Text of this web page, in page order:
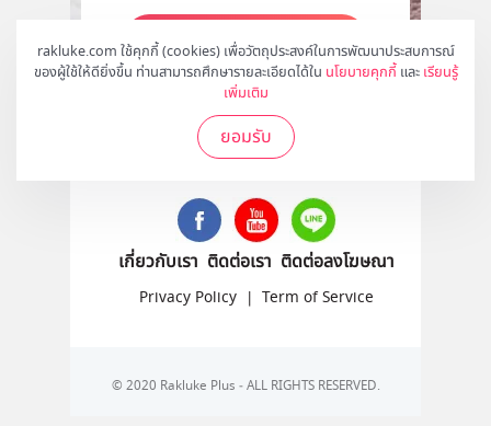
rakluke.com ใช้คุกกี้ (cookies) เพื่อวัตถุประสงค์ในการพัฒนาประสบการณ์
ของผู้ใช้ให้ดียิ่งขึ้น ท่านสามารถศึกษารายละเอียดได้ใน นโยบายคุกกี้ และ เรียนรู้
เพิ่มเติม
ยอมรับ
สมัคร
ติดตามเราได้ที่
เกี่ยวกับเรา ติดต่อเรา ติดต่อลงโฆษณา
Privacy Policy | Term of Service
© 2020 Rakluke Plus - ALL RIGHTS RESERVED.